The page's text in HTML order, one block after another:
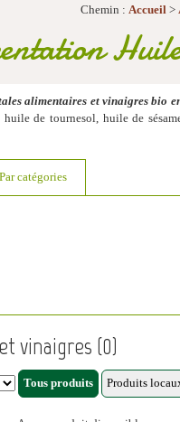
Chemin : Accueil >
alimentaires et vinaigres bio
de tournesol, huile de
Par catégories
vinaigres (0)